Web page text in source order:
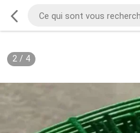
2/ 4